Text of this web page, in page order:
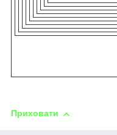
Приховати